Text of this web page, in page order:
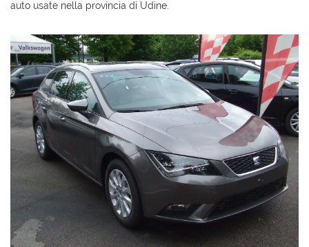
auto usate nella provincia di Udine.